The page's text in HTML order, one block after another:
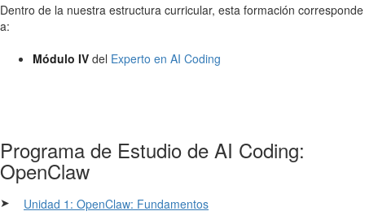
Dentro de la nuestra estructura curricular, esta formación corresponde
a:
Módulo IV del Experto en AI Coding
Programa de Estudio de AI Coding:
OpenClaw
➤
Unidad 1: OpenClaw: Fundamentos